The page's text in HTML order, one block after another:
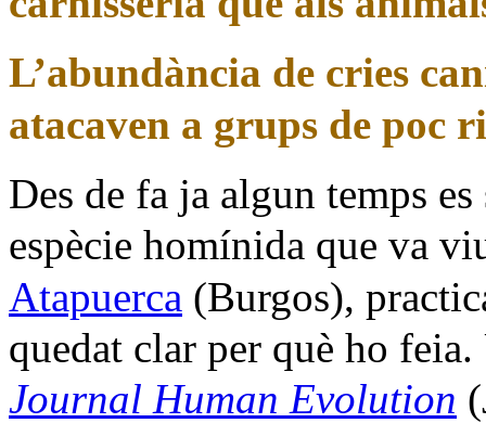
L’abundància de cries
atacaven a grups de poc
Des de fa ja algun temps
espècie homínida que va
Atapuerca (Burgos),
quedat clar per què ho
Journal Human Evolution